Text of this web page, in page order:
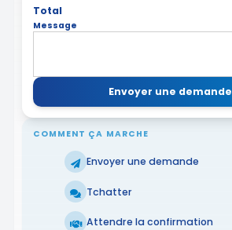
Total
Message
Envoyer une demande
COMMENT ÇA MARCHE
Envoyer une demande
Tchatter
Attendre la confirmation